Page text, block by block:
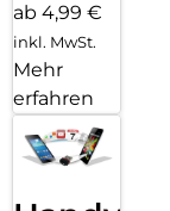
ab 4,99 €
inkl. MwSt.
Mehr
erfahren